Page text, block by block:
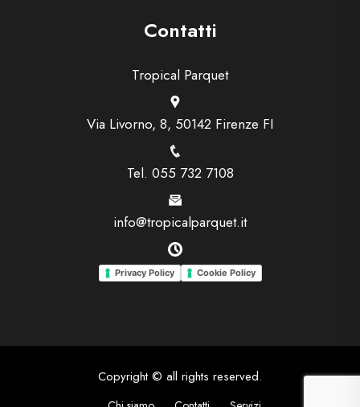
Contatti
Tropical Parquet
Via Livorno, 8, 50142 Firenze FI
Tel. 055 732 7108
info@tropicalparquet.it
Privacy Policy Cookie Policy
Copyright © all rights reserved.